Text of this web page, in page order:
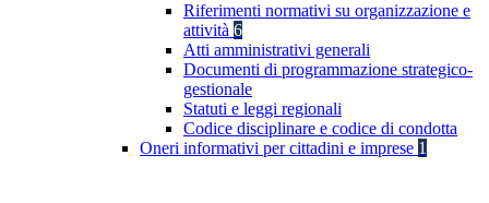
Riferimenti normativi su organizzazione e
attività 6
Atti amministrativi generali
Documenti di programmazione strategico-
gestionale
Statuti e leggi regionali
Codice disciplinare e codice di condotta
Oneri informativi per cittadini e imprese 1